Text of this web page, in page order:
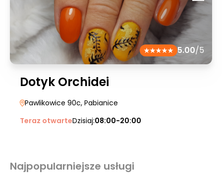
5.00/5
Dotyk Orchidei
Pawlikowice 90c, Pabianice
Teraz otwarteDzisiaj:08:00-20:00
Najpopularniejsze usługi